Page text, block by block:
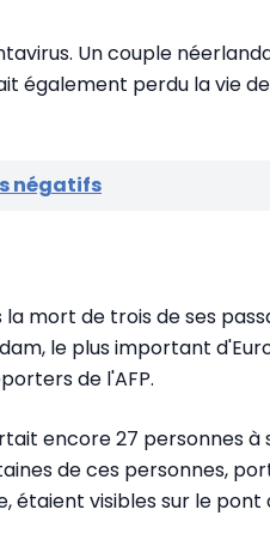
Un couple
également perdu la vie
négatifs
mort de trois de ses
le plus important
de l'AFP.
encore 27 personnes à
de ces personnes,
étaient visibles sur le pont